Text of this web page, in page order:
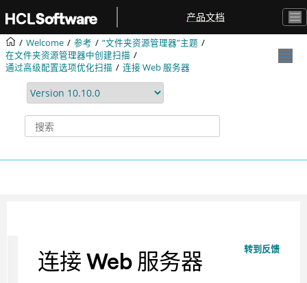
产品文档
Welcome 参考
“文件夹资源管理器”主题
在文件夹资源管理器中创建扫描
通过高级配置选项优化扫描
连接 Web 服务器
转到反馈
连接 Web 服务器